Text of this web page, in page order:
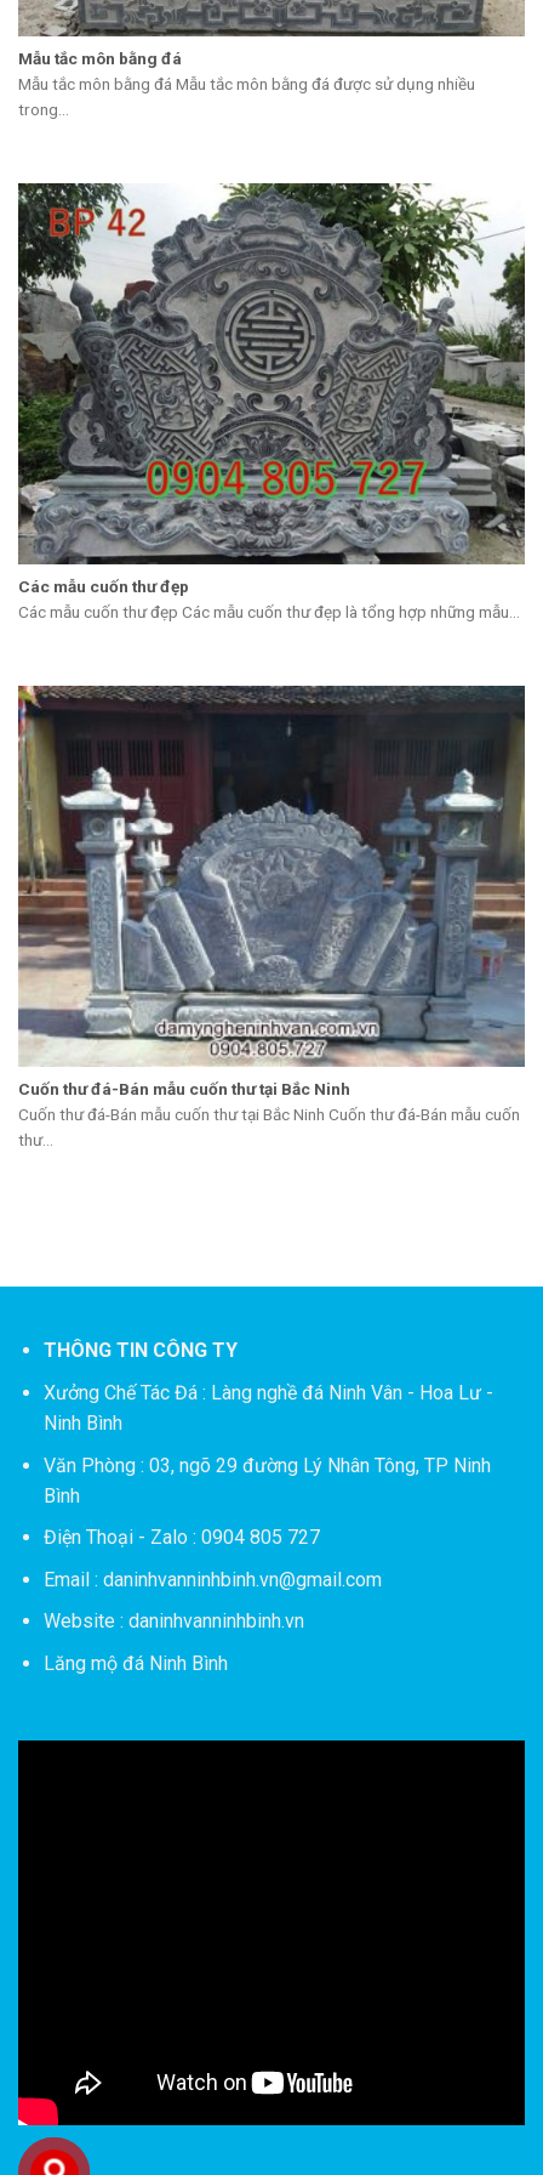
Mẫu tắc môn bằng đá
Mẫu tắc môn bằng đá Mẫu tắc môn bằng đá được sử dụng nhiều
trong...
Các mẫu cuốn thư đẹp
Các mẫu cuốn thư đẹp Các mẫu cuốn thư đẹp là tổng hợp những mẫu...
Cuốn thư đá-Bán mẫu cuốn thư tại Bắc Ninh
Cuốn thư đá-Bán mẫu cuốn thư tại Bắc Ninh Cuốn thư đá-Bán mẫu cuốn
thư...
THÔNG TIN CÔNG TY
Xưởng Chế Tác Đá : Làng nghề đá Ninh Vân - Hoa Lư -
Ninh Bình
Văn Phòng : 03, ngõ 29 đường Lý Nhân Tông, TP Ninh
Bình
Điện Thoại - Zalo : 0904 805 727
Email : daninhvanninhbinh.vn@gmail.com
Website : daninhvanninhbinh.vn
Lăng mộ đá Ninh Bình